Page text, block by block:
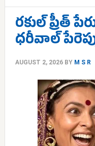
రకుల్ ప్రీత్
ధరీవాల్
AUGUST 2, 2026BY M S R